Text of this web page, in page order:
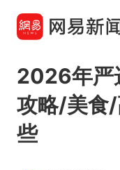
2026年严
攻略/美食
些